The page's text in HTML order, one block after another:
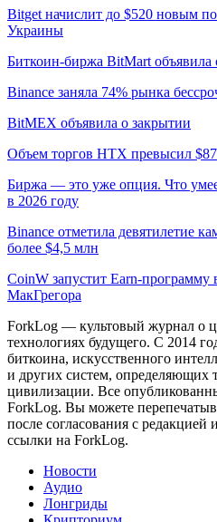
Bitget начислит до $520 новым
Украины
Биткоин-биржа BitMart объявила
Binance заняла 74% рынка
BitMEX объявила о закрытии
Объем торгов HTX превысил
Биржа — это уже опция. Что
в 2026 году
Binance отметила девятилетие
более $4,5 млн
CoinW запустит Earn-программу
МакГрегора
ForkLog — культовый журнал о
технологиях будущего. С 2014
биткоина, искусственного
и других систем, определяющих
цивилизации. Все
ForkLog. Вы можете
после согласования с редакцией
ссылки на ForkLog.
Новости
Аудио
Лонгриды